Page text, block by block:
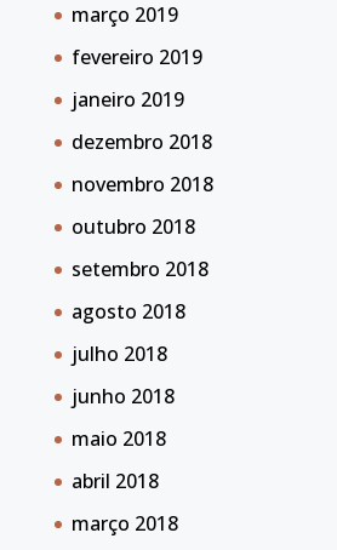
março 2019
fevereiro 2019
janeiro 2019
dezembro 2018
novembro 2018
outubro 2018
setembro 2018
agosto 2018
julho 2018
junho 2018
maio 2018
abril 2018
março 2018